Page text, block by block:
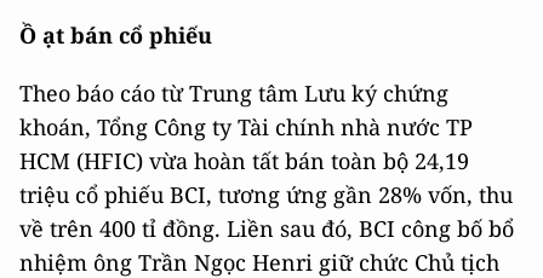
Ồ ạt bán cổ phiếu
Theo báo cáo từ Trung tâm Lưu ký chứng
khoán, Tổng Công ty Tài chính nhà nước TP
HCM (HFIC) vừa hoàn tất bán toàn bộ 24,19
triệu cổ phiếu BCI, tương ứng gần 28% vốn, thu
về trên 400 tỉ đồng. Liền sau đó, BCI công bố bổ
nhiệm ông Trần Ngọc Henri giữ chức Chủ tịch